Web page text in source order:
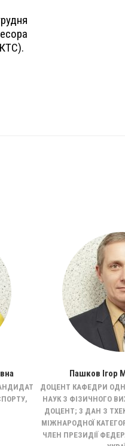
Пашков Ігор
ДОЦЕНТ КАФЕДРИ
НАУК З ФІЗИЧНОГО
ДОЦЕНТ; 3 ДАН З
МІЖНАРОДНОЇ
ЧЛЕН ПРЕЗИДІЇ